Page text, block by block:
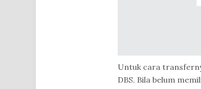
Untuk cara
DBS. Bila belum